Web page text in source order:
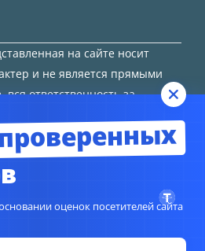
на сайте носит
и не является прямыми
вся ответственность за
оценок посетителей сайта